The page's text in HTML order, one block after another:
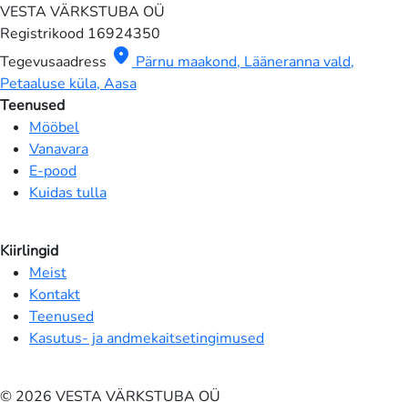
VESTA VÄRKSTUBA OÜ
Registrikood 16924350
Tegevusaadress location_on Pärnu maakond, Lääneranna vald,
Petaaluse küla, Aasa
Teenused
Mööbel
Vanavara
E-pood
Kuidas tulla
Kiirlingid
Meist
Kontakt
Teenused
Kasutus- ja andmekaitsetingimused
© 2026 VESTA VÄRKSTUBA OÜ